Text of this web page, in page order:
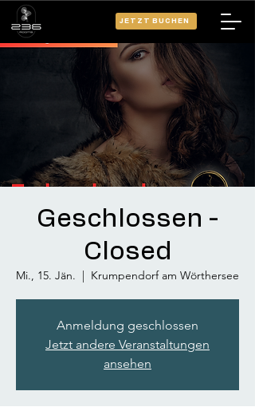
JETZT BUCHEN
Geschlossen -
Closed
Mi., 15. Jän.
  |
Krumpendorf am Wörthersee
Anmeldung geschlossen
Jetzt andere Veranstaltungen
ansehen